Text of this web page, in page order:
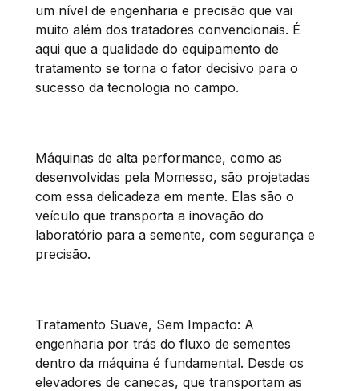
um nível de engenharia e precisão que vai
muito além dos tratadores convencionais. É
aqui que a qualidade do equipamento de
tratamento se torna o fator decisivo para o
sucesso da tecnologia no campo.
Máquinas de alta performance, como as
desenvolvidas pela Momesso, são projetadas
com essa delicadeza em mente. Elas são o
veículo que transporta a inovação do
laboratório para a semente, com segurança e
precisão.
Tratamento Suave, Sem Impacto: A
engenharia por trás do fluxo de sementes
dentro da máquina é fundamental. Desde os
elevadores de canecas, que transportam as